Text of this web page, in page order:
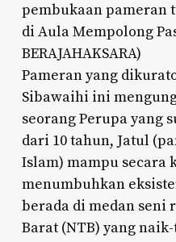
pembukaan pameran
di Aula Mempolong
BERAJAHAKSARA)
Pameran yang
Sibawaihi ini
seorang Perupa yang
dari 10 tahun, Jatul
Islam) mampu secara
menumbuhkan
berada di medan seni
Barat (NTB) yang